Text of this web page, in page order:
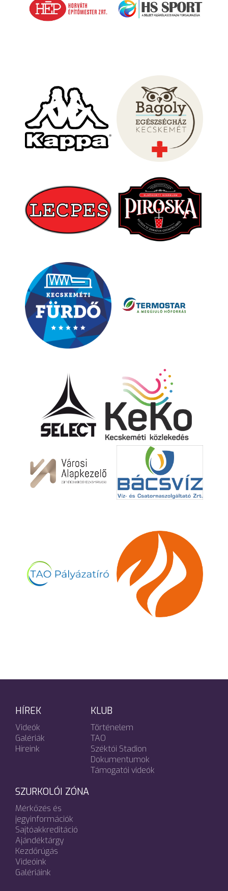
HÍREK
Videók
Galériák
Híreink
KLUB
Történelem
TAO
Széktói Stadion
Dokumentumok
Támogatói videók
SZURKOLÓI ZÓNA
Mérkőzés és
jegyinformációk
Sajtóakkreditáció
Ajándéktárgy
Kezdőrúgás
Videóink
Galériáink